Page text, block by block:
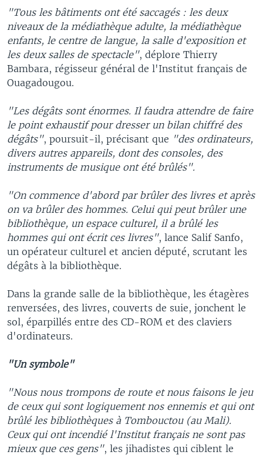
"Tous les bâtiments ont été saccagés : les deux
niveaux de la médiathèque adulte, la médiathèque
enfants, le centre de langue, la salle d'exposition et
les deux salles de spectacle", déplore Thierry
Bambara, régisseur général de l'Institut français de
Ouagadougou.
"Les dégâts sont énormes. Il faudra attendre de faire
le point exhaustif pour dresser un bilan chiffré des
dégâts", poursuit-il, précisant que "des ordinateurs,
divers autres appareils, dont des consoles, des
instruments de musique ont été brûlés".
"On commence d'abord par brûler des livres et après
on va brûler des hommes. Celui qui peut brûler une
bibliothèque, un espace culturel, il a brûlé les
hommes qui ont écrit ces livres", lance Salif Sanfo,
un opérateur culturel et ancien député, scrutant les
dégâts à la bibliothèque.
Dans la grande salle de la bibliothèque, les étagères
renversées, des livres, couverts de suie, jonchent le
sol, éparpillés entre des CD-ROM et des claviers
d'ordinateurs.
"Un symbole"
"Nous nous trompons de route et nous faisons le jeu
de ceux qui sont logiquement nos ennemis et qui ont
brûlé les bibliothèques à Tombouctou (au Mali).
Ceux qui ont incendié l'Institut français ne sont pas
mieux que ces gens", les jihadistes qui ciblent le